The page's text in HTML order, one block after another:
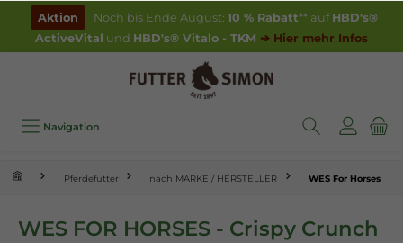
springen
Aktion Noch bis Ende August: 10 % Rabatt** auf HBD's®
ActiveVital und HBD's® Vitalo - TKM ➔ Hier mehr Infos
Navigation
Pferdefutter nach MARKE / HERSTELLER WES For Horses
WES FOR HORSES - Crispy Crunch